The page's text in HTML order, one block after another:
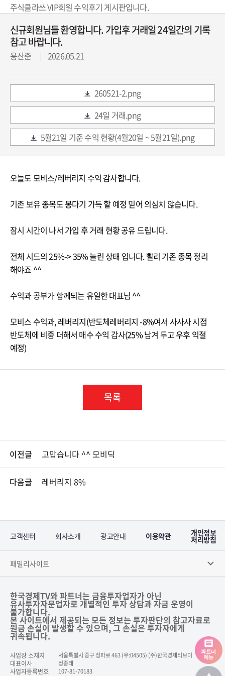
주식클라쓰 VIP회원 수익후기 게시판입니다.
신규회원님들 환영합니다. 가입후 거래일 24일간의 기록
참고 바랍니다.
용산준 2026.05.21
260521-2.png
24일 거래.png
5월21일 기준 수익 현황(4월20일 ~ 5월21일).png
오늘도 모비스/레버리지 수익 감사합니다.
기존 보유 종목도 봉다기 가득 할 예정 믿어 의심치 않습니다.
잠시 시간이 나서 가입 후 거래 현황 공유 드립니다.
전체 시드의 25%-> 35% 늘린 상태 입니다. 빨리 기존 종목 정리
해야죠 ^^
수익과 공부가 함께되는 유일한 대표님 ^^
모비스 수익과, 레버리지(반도체레버리지 -8%여서 사사사 시점
반도체에 비중 더해서 매수 수익 감사(25% 남겨 두고 우후 익절
예정)
목록
이전글 고맙습니다 ^^ 모비딕
다음글 레버리지 8%
고객센터 회사소개 광고안내 이용약관 개인정보
처리방침
패밀리사이트
한국경제TV와 파트너는 금융투자업자가 아닌
유사투자자문업자로 개별적인 투자 상담과 자금 운영이
불가합니다.
본 사이트에서 제공되는 모든 정보는 투자판단의 참고자료로
원금 손실이 발생할 수 있으며, 그 손실은 투자자에게
귀속됩니다.
사업장 소재지 서울특별시 중구 청파로 463 (우:04505) (주)한국경제티브이
대표이사 정종태
사업자등록번호 107-81-70183